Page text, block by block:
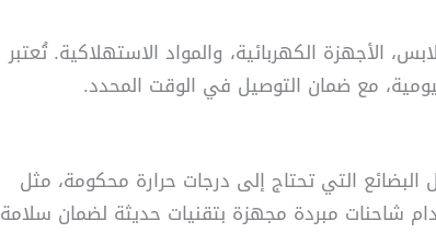
الأجهزة الكهربائية، والمواد الاستهلاكية. تُعتبر
مع ضمان التوصيل في الوقت المحدد.
التي تحتاج إلى درجات حرارة محكومة، مثل
شاحنات مبردة مجهزة بتقنيات حديثة لضمان سلامة